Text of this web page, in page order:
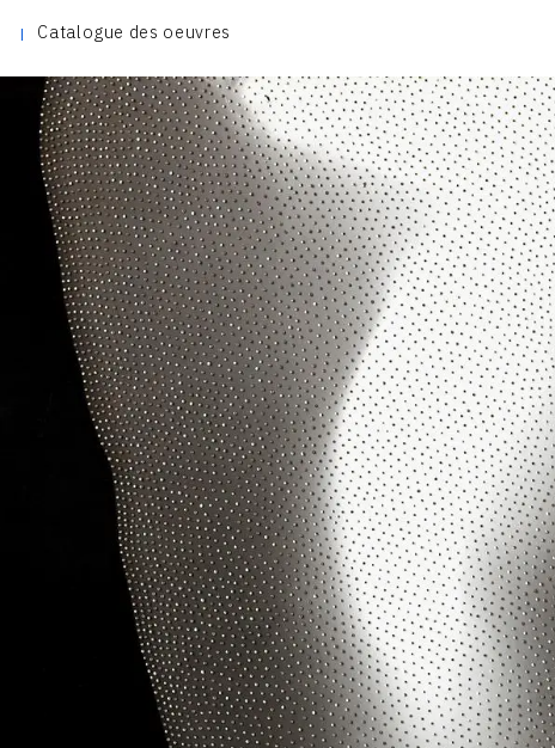
Catalogue des oeuvres
04_DESSINS
05_MONOTYPE
06_ARCHIVES
CONTACT